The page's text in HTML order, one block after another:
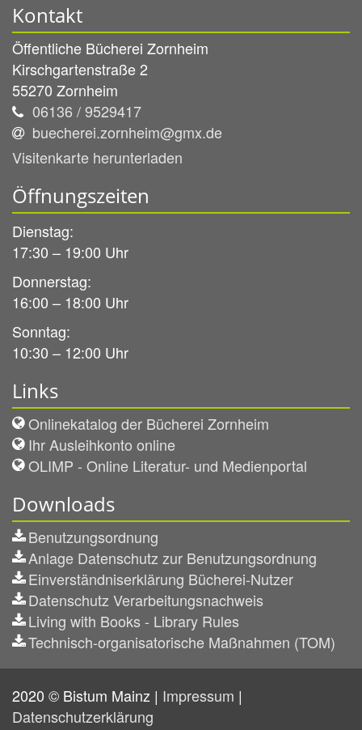
Kontakt
Öffentliche Bücherei Zornheim
Kirschgartenstraße 2
55270 Zornheim
06136 / 9529417
buecherei.zornheim@gmx.de
Visitenkarte herunterladen
Öffnungszeiten
Dienstag:
17:30 – 19:00 Uhr
Donnerstag:
16:00 – 18:00 Uhr
Sonntag:
10:30 – 12:00 Uhr
Links
Onlinekatalog der Bücherei Zornheim
Ihr Ausleihkonto online
OLIMP - Online Literatur- und Medienportal
Downloads
Benutzungsordnung
Anlage Datenschutz zur Benutzungsordnung
Einverständniserklärung Bücherei-Nutzer
Datenschutz Verarbeitungsnachweis
Living with Books - Library Rules
Technisch-organisatorische Maßnahmen (TOM)
2020 © Bistum Mainz | Impressum |
Datenschutzerklärung